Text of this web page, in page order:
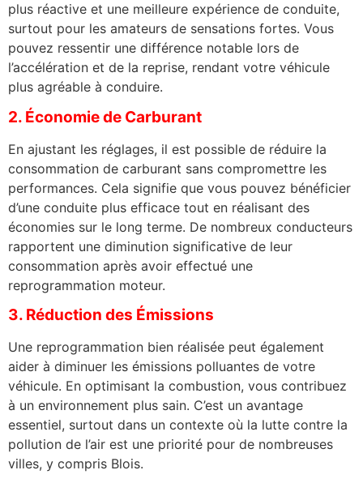
plus réactive et une meilleure expérience de conduite,
surtout pour les amateurs de sensations fortes. Vous
pouvez ressentir une différence notable lors de
l’accélération et de la reprise, rendant votre véhicule
plus agréable à conduire.
2. Économie de Carburant
En ajustant les réglages, il est possible de réduire la
consommation de carburant sans compromettre les
performances. Cela signifie que vous pouvez bénéficier
d’une conduite plus efficace tout en réalisant des
économies sur le long terme. De nombreux conducteurs
rapportent une diminution significative de leur
consommation après avoir effectué une
reprogrammation moteur.
3. Réduction des Émissions
Une reprogrammation bien réalisée peut également
aider à diminuer les émissions polluantes de votre
véhicule. En optimisant la combustion, vous contribuez
à un environnement plus sain. C’est un avantage
essentiel, surtout dans un contexte où la lutte contre la
pollution de l’air est une priorité pour de nombreuses
villes, y compris Blois.